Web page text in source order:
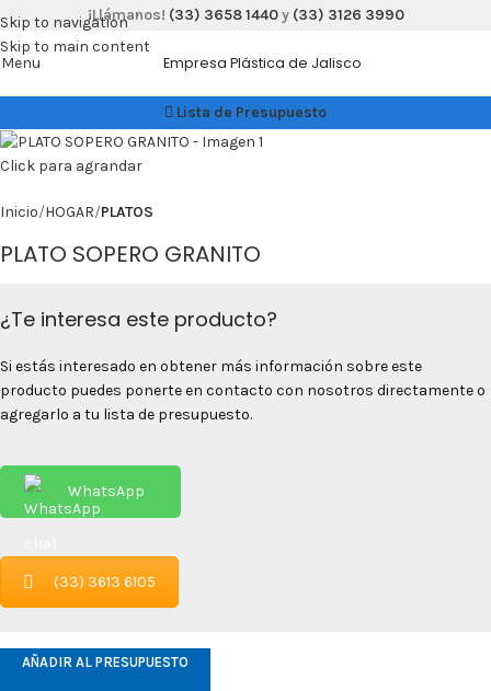
Skip to navigation
Skip to main content
¡Llámanos! (33) 3658 1440y (33) 3126 3990
Menu Empresa Plástica de Jalisco
Lista de Presupuesto
Click para agrandar
Inicio HOGAR PLATOS
PLATO SOPERO GRANITO
¿Te interesa este producto?
Si estás interesado en obtener más información sobre este
producto puedes ponerte en contacto con nosotros directamente o
agregarlo a tu lista de presupuesto.
WhatsApp
(33) 3613 6105
AÑADIR AL PRESUPUESTO